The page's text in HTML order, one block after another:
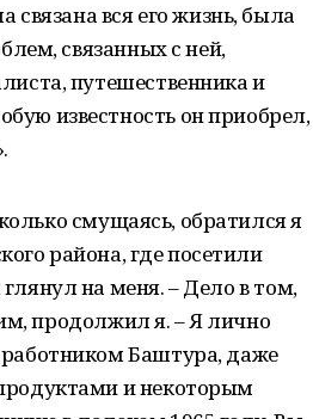
связана вся его жизнь, была
связанных с ней,
путешественника и
известность он приобрел,
смущаясь, обратился я
района, где посетили
на меня. – Дело в том,
продолжил я. – Я лично
Баштура, даже
и некоторым